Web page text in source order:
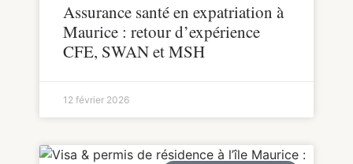
Assurance santé en expatriation à
Maurice : retour d’expérience
CFE, SWAN et MSH
12 février 2026